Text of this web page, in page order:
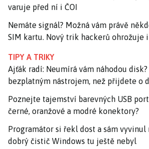
varuje před ní i ČOI
Nemáte signál? Možná vám právě
SIM kartu. Nový trik hackerů ohrožuje
TIPY A TRIKY
Ajťák radí: Neumírá vám náhodou
bezplatným nástrojem, než přijdete o
Poznejte tajemství barevných USB
černé, oranžové a modré konektory?
Programátor si řekl dost a sám vyvinul
dobrý čistič Windows tu ještě nebyl